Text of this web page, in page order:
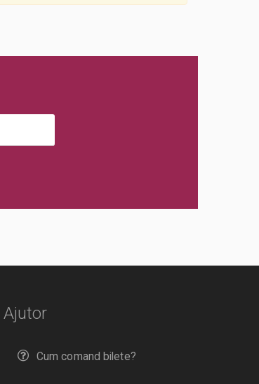
Ajutor
Cum comand bilete?